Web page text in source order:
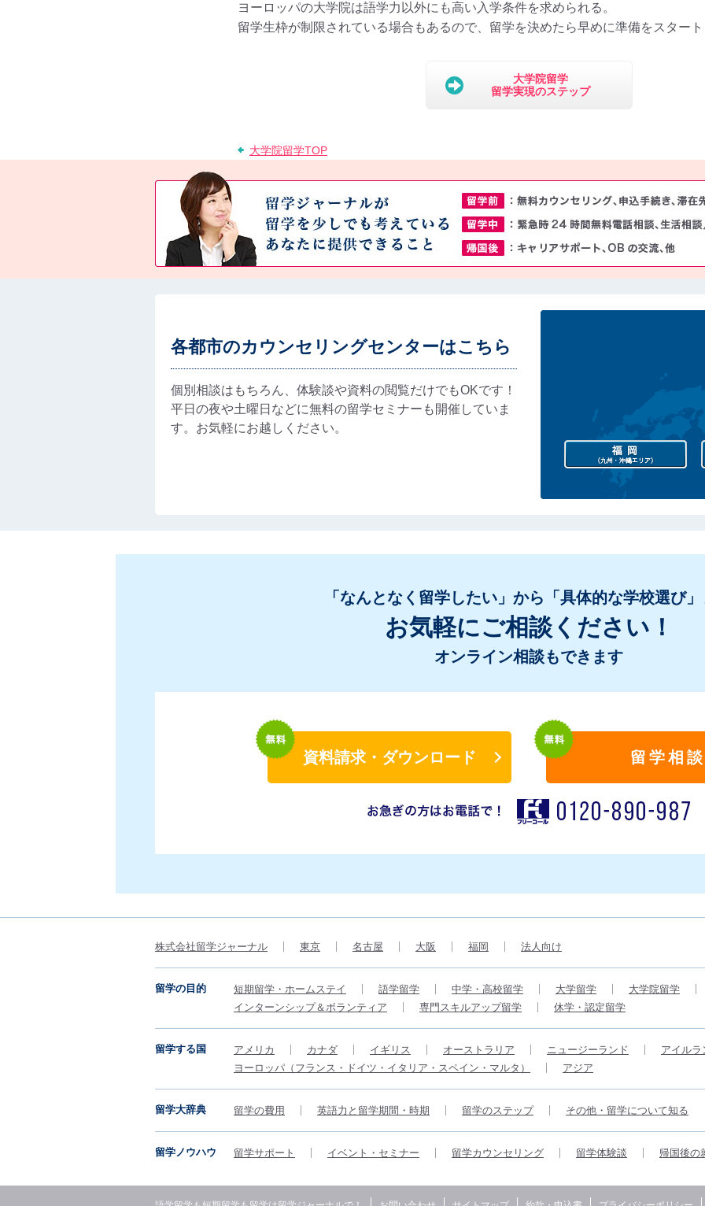
ヨーロッパの大学院は語学力以外にも高い入学条件を求められる。
留学生枠が制限されている場合もあるので、留学を決めたら早めに準備をスター
大学院留学
留学実現のステップ
大学院留学TOP
各都市のカウンセリングセンターはこちら
個別相談はもちろん、体験談や資料の閲覧だけでもOKです！
平日の夜や土曜日などに無料の留学セミナーも開催していま
す。お気軽にお越しください。
「なんとなく留学したい」から「具体的な学校選び
お気軽にご相談ください！
オンライン相談もできます
資料請求・ダウンロード 留学相談
株式会社留学ジャーナル 東京 名古屋 大阪 福岡 法人向け
留学の目的 短期留学・ホームステイ 語学留学 中学・高校留学 大学留学
大学院留学
インターンシップ＆ボランティア
専門スキルアップ留学 休学・認定留学
留学する国 アメリカ カナダ イギリス オーストラリア ニュージーランド
アイルラ
ヨーロッパ（フランス・ドイツ・イタリア・スペイン・マルタ）
アジア
留学大辞典 留学の費用 英語力と留学期間・時期 留学のステップ その他・留学について知る
留学ノウハウ 留学サポート イベント・セミナー 留学カウンセリング 留学体験談 帰国後の